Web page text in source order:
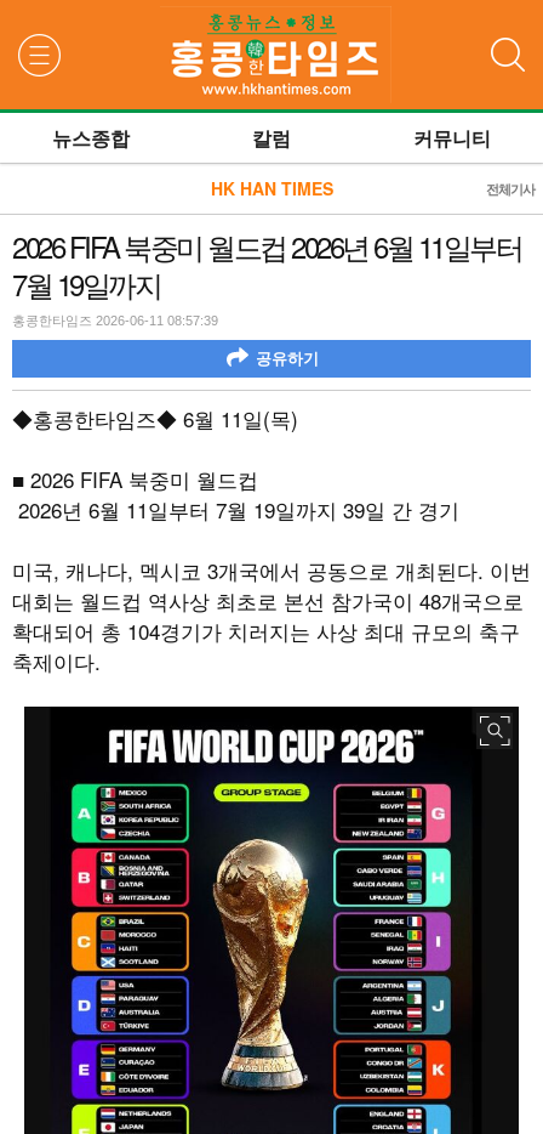
뉴스종합 칼럼 커뮤니티
HK HAN TIMES 전체기사
2026 FIFA 북중미 월드컵 2026년 6월 11일부터
7월 19일까지
홍콩한타임즈 2026-06-11 08:57:39
공유하기
◆홍콩한타임즈◆ 6월 11일(목)
■ 2026 FIFA 북중미 월드컵
2026년 6월 11일부터 7월 19일까지 39일 간 경기
미국, 캐나다, 멕시코 3개국에서 공동으로 개최된다. 이번
대회는 월드컵 역사상 최초로 본선 참가국이 48개국으로
확대되어 총 104경기가 치러지는 사상 최대 규모의 축구
축제이다.